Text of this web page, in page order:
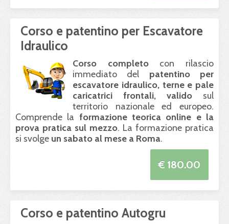
Corso e patentino per Escavatore
Idraulico
Corso completocon rilascio
immediato del patentino per
escavatore idraulico, terne e pale
caricatrici frontali, valido sul
territorio nazionale ed europeo.
Comprende la formazione teorica online e la
prova pratica sul mezzo. La formazione pratica
si svolge un sabato al mese a Roma.
€ 180.00
Corso e patentino Autogru